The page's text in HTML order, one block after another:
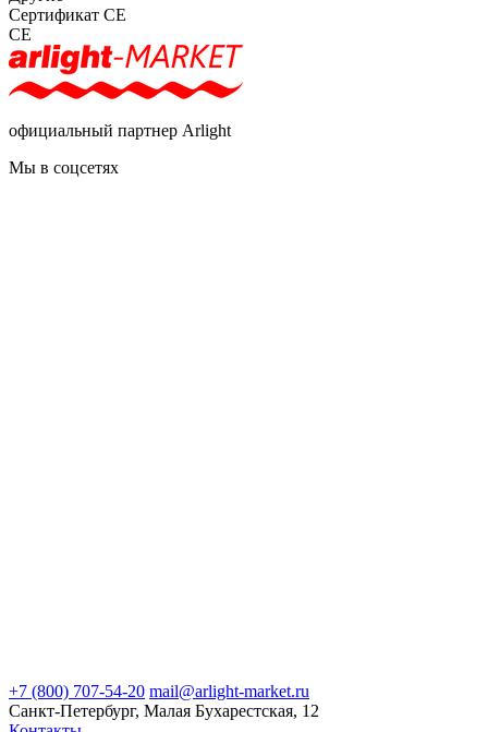
Сертификат CE
CE
официальный партнер Arlight
Мы в соцсетях
+7 (800) 707-54-20 mail@arlight-market.ru
Санкт-Петербург, Малая Бухарестская, 12